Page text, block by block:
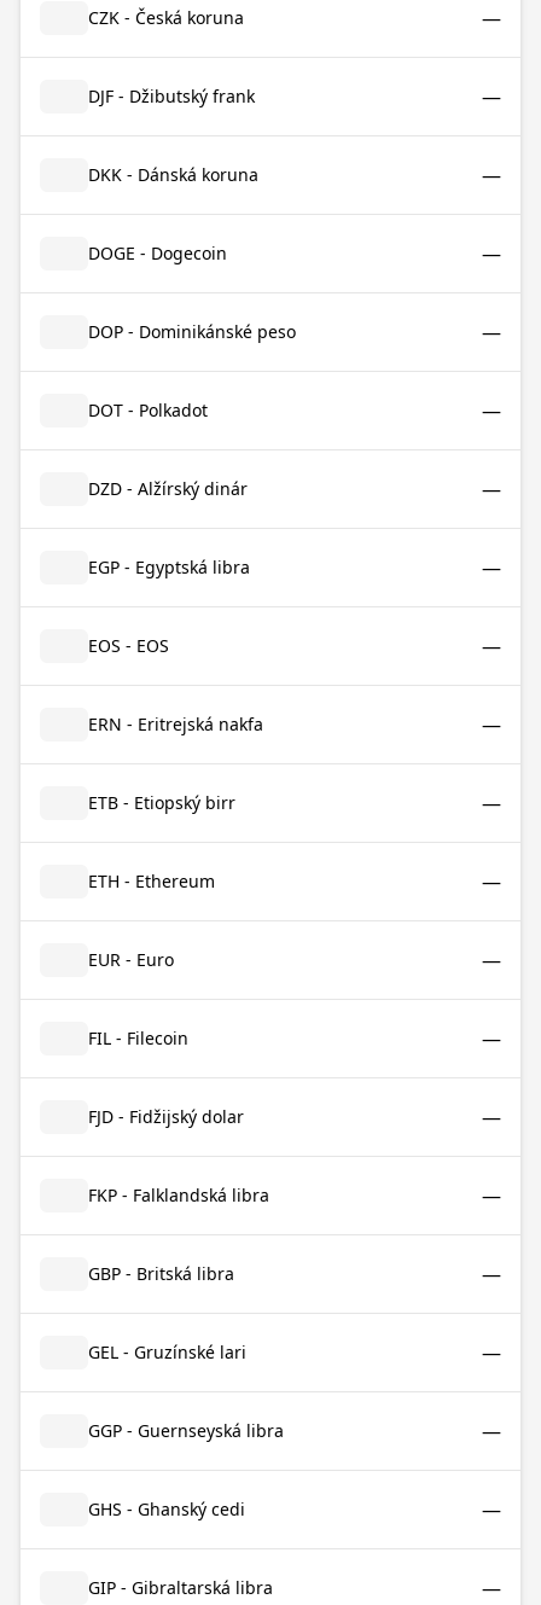
CZK - Česká koruna —
DJF - Džibutský frank —
DKK - Dánská koruna —
DOGE - Dogecoin —
DOP - Dominikánské peso —
DOT - Polkadot —
DZD - Alžírský dinár —
EGP - Egyptská libra —
EOS - EOS —
ERN - Eritrejská nakfa —
ETB - Etiopský birr —
ETH - Ethereum —
EUR - Euro —
FIL - Filecoin —
FJD - Fidžijský dolar —
FKP - Falklandská libra —
GBP - Britská libra —
GEL - Gruzínské lari —
GGP - Guernseyská libra —
GHS - Ghanský cedi —
GIP - Gibraltarská libra —